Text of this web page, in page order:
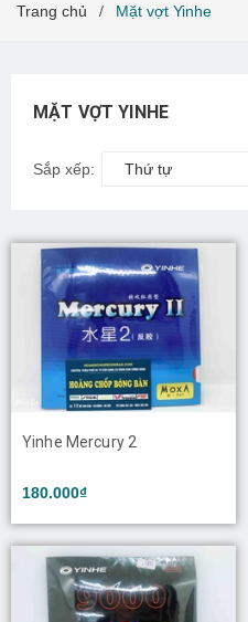
Trang chủ / Mặt vợt Yinhe
MẶT VỢT YINHE
Sắp xếp: Thứ tự
Yinhe Mercury 2
180.000₫